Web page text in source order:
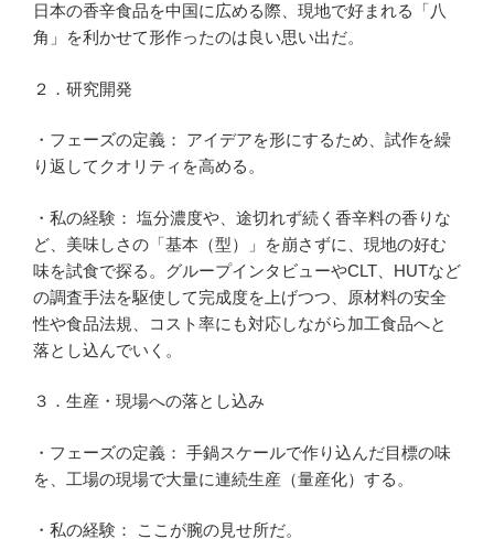
日本の香辛食品を中国に広める際、現地で好まれる「八
角」を利かせて形作ったのは良い思い出だ。
２．研究開発
・フェーズの定義： アイデアを形にするため、試作を繰
り返してクオリティを高める。
・私の経験： 塩分濃度や、途切れず続く香辛料の香りな
ど、美味しさの「基本（型）」を崩さずに、現地の好む
味を試食で探る。グループインタビューやCLT、HUTなど
の調査手法を駆使して完成度を上げつつ、原材料の安全
性や食品法規、コスト率にも対応しながら加工食品へと
落とし込んでいく。
３．生産・現場への落とし込み
・フェーズの定義： 手鍋スケールで作り込んだ目標の味
を、工場の現場で大量に連続生産（量産化）する。
・私の経験： ここが腕の見せ所だ。